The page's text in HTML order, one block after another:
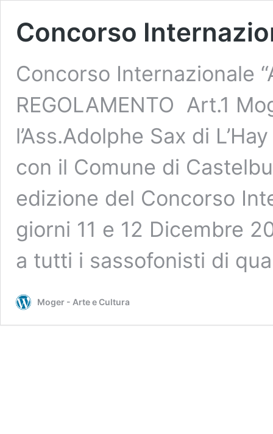
Concorso
Concorso Internazionale
REGOLAMENTO Art.1
l’Ass.Adolphe Sax di
con il Comune di
edizione del Concorso
giorni 11 e 12 Dicembre
a tutti i sassofonisti di
Moger - Arte e Cultura